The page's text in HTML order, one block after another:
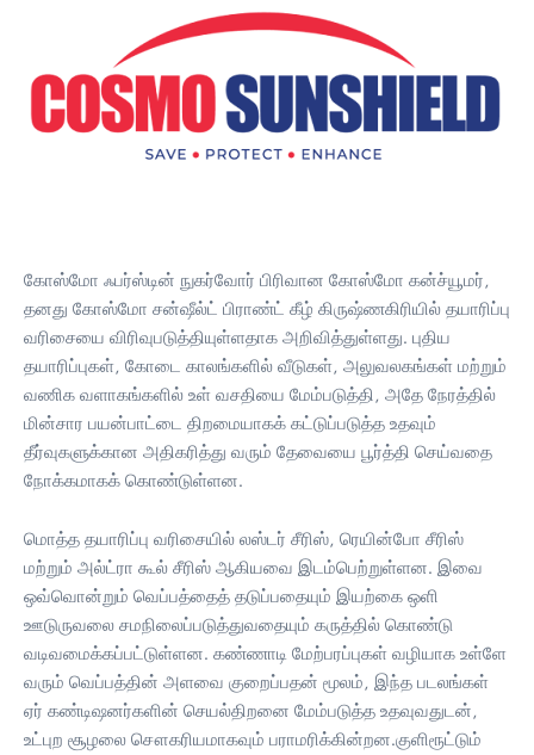
கோஸ்மோ ஃபர்ஸ்டின் நுகர்வோர் பிரிவான கோஸ்மோ கன்ச்யூமர்,
தனது கோஸ்மோ சன்ஷீல்ட் பிராண்ட் கீழ் கிருஷ்ணகிரியில் தயாரிப்பு
வரிசையை விரிவுபடுத்தியுள்ளதாக அறிவித்துள்ளது. புதிய
தயாரிப்புகள், கோடை காலங்களில் வீடுகள், அலுவலகங்கள் மற்றும்
வணிக வளாகங்களில் உள் வசதியை மேம்படுத்தி, அதே நேரத்தில்
மின்சார பயன்பாட்டை திறமையாகக் கட்டுப்படுத்த உதவும்
தீர்வுகளுக்கான அதிகரித்து வரும் தேவையை பூர்த்தி செய்வதை
நோக்கமாகக் கொண்டுள்ளன.
மொத்த தயாரிப்பு வரிசையில் லஸ்டர் சீரிஸ், ரெயின்போ சீரிஸ்
மற்றும் அல்ட்ரா கூல் சீரிஸ் ஆகியவை இடம்பெற்றுள்ளன. இவை
ஒவ்வொன்றும் வெப்பத்தைத் தடுப்பதையும் இயற்கை ஒளி
ஊடுருவலை சமநிலைப்படுத்துவதையும் கருத்தில் கொண்டு
வடிவமைக்கப்பட்டுள்ளன. கண்ணாடி மேற்பரப்புகள் வழியாக உள்ளே
வரும் வெப்பத்தின் அளவை குறைப்பதன் மூலம், இந்த படலங்கள்
ஏர் கண்டிஷனர்களின் செயல்திறனை மேம்படுத்த உதவுவதுடன்,
உட்புற சூழலை சௌகரியமாகவும் பராமரிக்கின்றன.குளிரூட்டும்